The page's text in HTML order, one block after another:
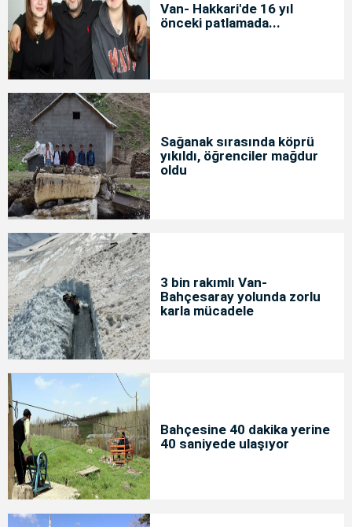
Van- Hakkari'de 16 yıl
önceki patlamada...
Sağanak sırasında köprü
yıkıldı, öğrenciler mağdur
oldu
3 bin rakımlı Van-
Bahçesaray yolunda zorlu
karla mücadele
Bahçesine 40 dakika yerine
40 saniyede ulaşıyor